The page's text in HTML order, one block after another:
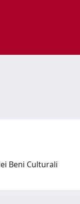
Beni Culturali